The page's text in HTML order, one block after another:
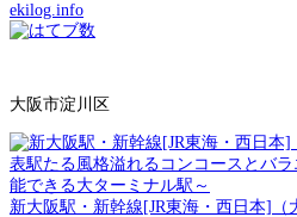
ekilog.info
大阪市淀川区
新大阪駅・新幹線[JR東海・西日本]